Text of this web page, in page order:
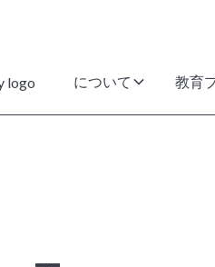
について 教育